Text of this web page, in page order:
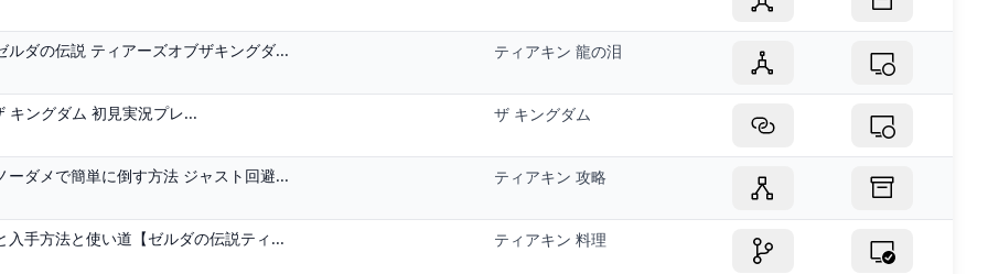
ダの伝説 ティアーズオブザキングダ... ティアキン 龍の泪
キングダム 初見実況プレ... ザ キングダム
ダメで簡単に倒す方法 ジャスト回避... ティアキン 攻略
手方法と使い道【ゼルダの伝説ティ... ティアキン 料理